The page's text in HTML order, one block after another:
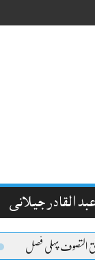
القادر جیلانی
التصوف پہلی فصل